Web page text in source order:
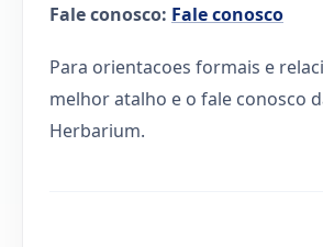
Fale conosco: Fale conosco
Para orientacoes formais e
melhor atalho e o fale conosco
Herbarium.